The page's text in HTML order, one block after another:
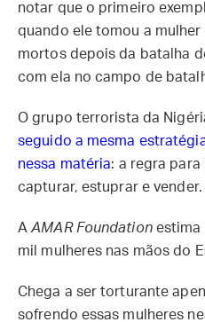
notar que o primeiro
quando ele tomou a
mortos depois da batalha
com ela no campo de
O grupo terrorista da
seguido a mesma
nessa matéria: a regra para
capturar, estuprar e vender.
AAMAR Foundationestima
mil mulheres nas mãos do
Chega a ser torturante
sofrendo essas mulheres